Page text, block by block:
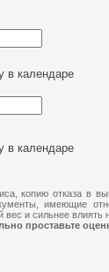
копию отказа в
имеющие
и сильнее влиять
проставьте